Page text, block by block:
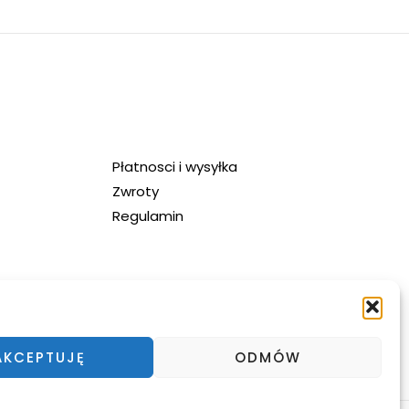
ODMÓW
Płatnosci i wysyłka
Zwroty
Regulamin